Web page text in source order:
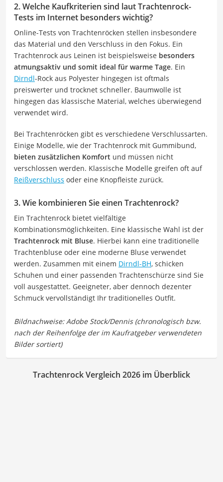
2. Welche Kaufkriterien sind laut Trachtenrock-
Tests im Internet besonders wichtig?
Online-Tests von Trachtenröcken stellen insbesondere
das Material und den Verschluss in den Fokus. Ein
Trachtenrock aus Leinen ist beispielsweise besonders
atmungsaktiv und somit ideal für warme Tage. Ein
Dirndl-Rock aus Polyester hingegen ist oftmals
preiswerter und trocknet schneller. Baumwolle ist
hingegen das klassische Material, welches überwiegend
verwendet wird.
Bei Trachtenröcken gibt es verschiedene Verschlussarten.
Einige Modelle, wie der Trachtenrock mit Gummibund,
bieten zusätzlichen Komfort und müssen nicht
verschlossen werden. Klassische Modelle greifen oft auf
Reißverschluss oder eine Knopfleiste zurück.
3. Wie kombinieren Sie einen Trachtenrock?
Ein Trachtenrock bietet vielfältige
Kombinationsmöglichkeiten. Eine klassische Wahl ist der
Trachtenrock mit Bluse. Hierbei kann eine traditionelle
Trachtenbluse oder eine moderne Bluse verwendet
werden. Zusammen mit einem Dirndl-BH, schicken
Schuhen und einer passenden Trachtenschürze sind Sie
voll ausgestattet. Geeigneter, aber dennoch dezenter
Schmuck vervollständigt Ihr traditionelles Outfit.
Trachtenrock Vergleich 2026 im Überblick